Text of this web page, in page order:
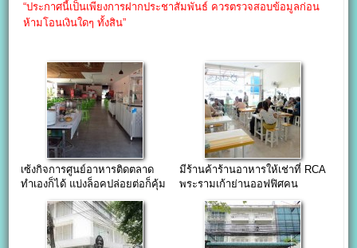
“ประกาศนี้เป็นเพียงการฝากประชาสัมพันธ์ ควรตรวจสอบข้อมูลก่อน
ห้ามโอนเงินใดๆ ทั้งสิน”
เซ้งกิจการศูนย์อาหารติดตลาด
ทำเองก็ได้ แบ่งล็อคปล่อยต่อก็คุ้ม
มีร้านค้าร้านอาหารให้เช่าที่ RCA
พระรามเก้าย่านออฟฟิศคน
ทำงาน